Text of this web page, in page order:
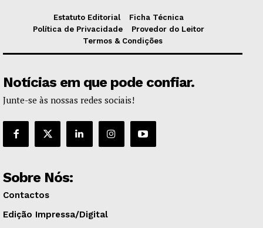
Estatuto Editorial
Ficha Técnica
Política de Privacidade
Provedor do Leitor
Termos & Condições
Notícias em que pode confiar.
Junte-se às nossas redes sociais!
Sobre Nós:
Contactos
Edição Impressa/Digital